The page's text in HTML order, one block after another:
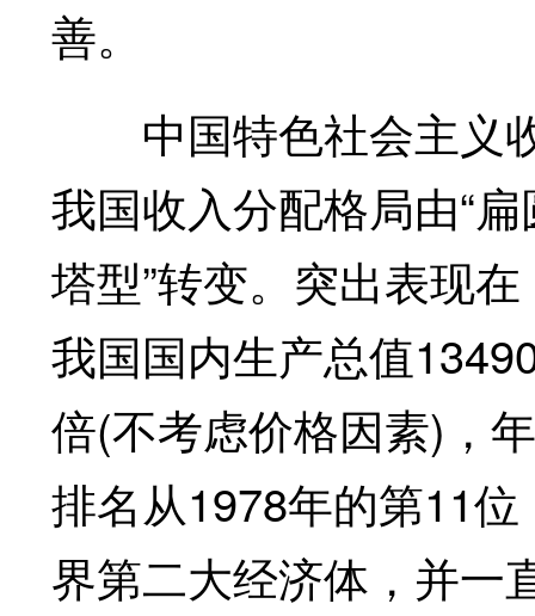
善。
中国特色社会主义
我国收入分配格局由“
塔型”转变。突出表现
我国国内生产总值
倍(不考虑价格因素)，
排名从1978年的第11
界第二大经济体，并一